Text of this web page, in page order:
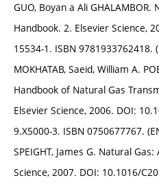
GUO, Boyan a Ali
Handbook. 2. Elsevier Science,
15534-1. ISBN 9781933762418.
MOKHATAB, Saeid, William A.
Handbook of Natural Gas
Elsevier Science, 2006. DOI:
9.X5000-3. ISBN 0750677767.
SPEIGHT, James G. Natural
Science, 2007. DOI: 10.1016/